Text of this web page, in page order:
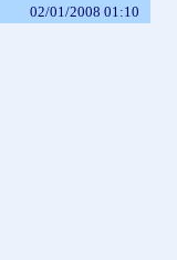
02/01/2008 01:10